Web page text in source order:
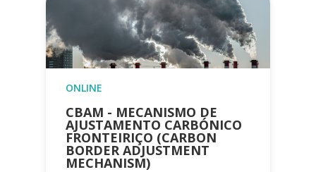
ONLINE
CBAM - MECANISMO DE
AJUSTAMENTO CARBÓNICO
FRONTEIRIÇO (CARBON
BORDER ADJUSTMENT
MECHANISM)